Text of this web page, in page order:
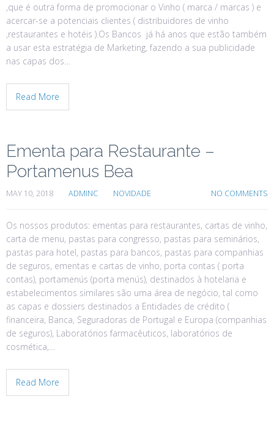
,que é outra forma de promocionar o Vinho ( marca / marcas ) e
acercar-se a potenciais clientes ( distribuidores de vinho
,restaurantes e hotéis ).Os Bancos já há anos que estão também
a usar esta estratégia de Marketing, fazendo a sua publicidade
nas capas dos…
Read More
Ementa para Restaurante –
Portamenus Bea
MAY 10, 2018 ADMINC NOVIDADE NO COMMENTS
Os nossos produtos: ementas para restaurantes, cartas de vinho,
carta de menu, pastas para congresso, pastas para seminários,
pastas para hotel, pastas para bancos, pastas para companhias
de seguros, ementas e cartas de vinho, porta contas ( porta
contas), portamenús (porta menús), destinados à hotelaria e
estabelecimentos similares são uma área de negócio, tal como
as capas e dossiers destinados a Entidades de crédito (
financeira, Banca, Seguradoras de Portugal e Europa (companhias
de seguros), Laboratórios farmacêuticos, laboratórios de
cosmética,…
Read More